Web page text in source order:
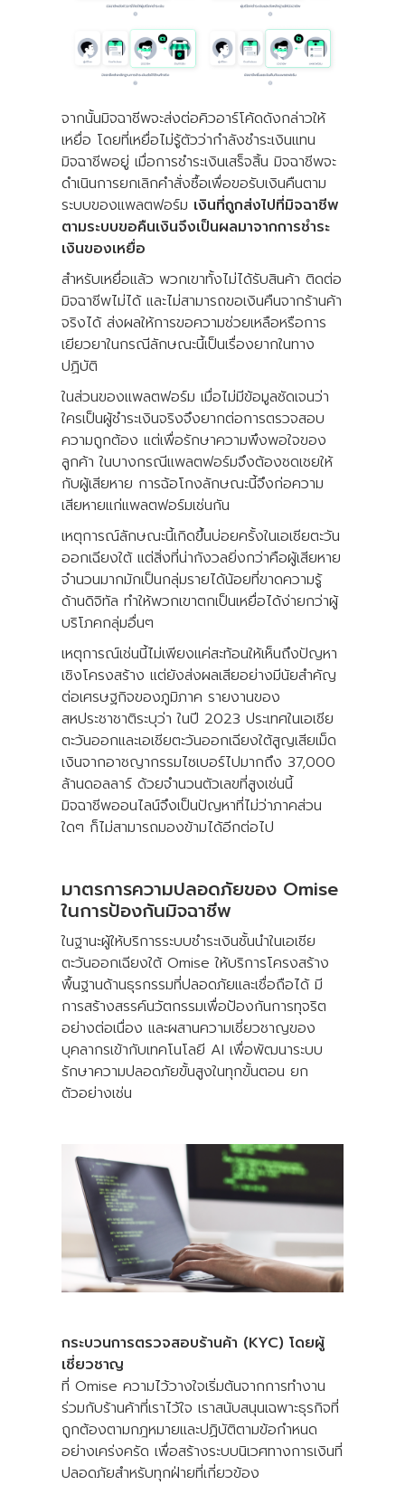
จากนั้นมิจฉาชีพจะส่งต่อคิวอาร์โค้ดดังกล่าวให้
เหยื่อ โดยที่เหยื่อไม่รู้ตัวว่ากำลังชำระเงินแทน
มิจฉาชีพอยู่ เมื่อการชำระเงินเสร็จสิ้น มิจฉาชีพจะ
ดำเนินการยกเลิกคำสั่งซื้อเพื่อขอรับเงินคืนตาม
ระบบของแพลตฟอร์ม เงินที่ถูกส่งไปที่มิจฉาชีพ
ตามระบบขอคืนเงินจึงเป็นผลมาจากการชำระ
เงินของเหยื่อ
สำหรับเหยื่อแล้ว พวกเขาทั้งไม่ได้รับสินค้า ติดต่อ
มิจฉาชีพไม่ได้ และไม่สามารถขอเงินคืนจากร้านค้า
จริงได้ ส่งผลให้การขอความช่วยเหลือหรือการ
เยียวยาในกรณีลักษณะนี้เป็นเรื่องยากในทาง
ปฏิบัติ
ในส่วนของแพลตฟอร์ม เมื่อไม่มีข้อมูลชัดเจนว่า
ใครเป็นผู้ชำระเงินจริงจึงยากต่อการตรวจสอบ
ความถูกต้อง แต่เพื่อรักษาความพึงพอใจของ
ลูกค้า ในบางกรณีแพลตฟอร์มจึงต้องชดเชยให้
กับผู้เสียหาย การฉ้อโกงลักษณะนี้จึงก่อความ
เสียหายแก่แพลตฟอร์มเช่นกัน
เหตุการณ์ลักษณะนี้เกิดขึ้นบ่อยครั้งในเอเชียตะวัน
ออกเฉียงใต้ แต่สิ่งที่น่ากังวลยิ่งกว่าคือผู้เสียหาย
จำนวนมากมักเป็นกลุ่มรายได้น้อยที่ขาดความรู้
ด้านดิจิทัล ทำให้พวกเขาตกเป็นเหยื่อได้ง่ายกว่าผู้
บริโภคกลุ่มอื่นๆ
เหตุการณ์เช่นนี้ไม่เพียงแค่สะท้อนให้เห็นถึงปัญหา
เชิงโครงสร้าง แต่ยังส่งผลเสียอย่างมีนัยสำคัญ
ต่อเศรษฐกิจของภูมิภาค รายงานของ
สหประชาชาติระบุว่า ในปี 2023 ประเทศในเอเชีย
ตะวันออกและเอเชียตะวันออกเฉียงใต้สูญเสียเม็ด
เงินจากอาชญากรรมไซเบอร์ไปมากถึง 37,000
ล้านดอลลาร์ ด้วยจำนวนตัวเลขที่สูงเช่นนี้
มิจฉาชีพออนไลน์จึงเป็นปัญหาที่ไม่ว่าภาคส่วน
ใดๆ ก็ไม่สามารถมองข้ามได้อีกต่อไป
มาตรการความปลอดภัยของ Omise
ในการป้องกันมิจฉาชีพ
ในฐานะผู้ให้บริการระบบชำระเงินชั้นนำในเอเชีย
ตะวันออกเฉียงใต้ Omise ให้บริการโครงสร้าง
พื้นฐานด้านธุรกรรมที่ปลอดภัยและเชื่อถือได้ มี
การสร้างสรรค์นวัตกรรมเพื่อป้องกันการทุจริต
อย่างต่อเนื่อง และผสานความเชี่ยวชาญของ
บุคลากรเข้ากับเทคโนโลยี AI เพื่อพัฒนาระบบ
รักษาความปลอดภัยขั้นสูงในทุกขั้นตอน ยก
ตัวอย่างเช่น
กระบวนการตรวจสอบร้านค้า (KYC) โดยผู้
เชี่ยวชาญ
ที่ Omise ความไว้วางใจเริ่มต้นจากการทำงาน
ร่วมกับร้านค้าที่เราไว้ใจ เราสนับสนุนเฉพาะธุรกิจที่
ถูกต้องตามกฎหมายและปฏิบัติตามข้อกำหนด
อย่างเคร่งครัด เพื่อสร้างระบบนิเวศทางการเงินที่
ปลอดภัยสำหรับทุกฝ่ายที่เกี่ยวข้อง